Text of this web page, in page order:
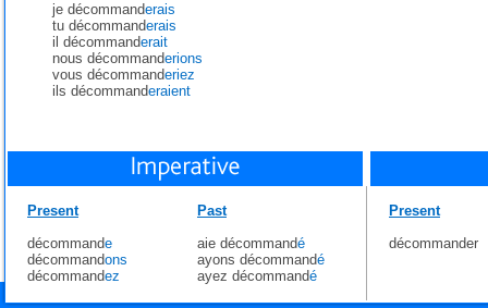
je décommanderais
tu décommanderais
il décommanderait
nous décommanderions
vous décommanderiez
ils décommanderaient
Present
décommande
décommandons
décommandez
Past
aie décommandé
ayons décommandé
ayez décommandé
Present
décommander